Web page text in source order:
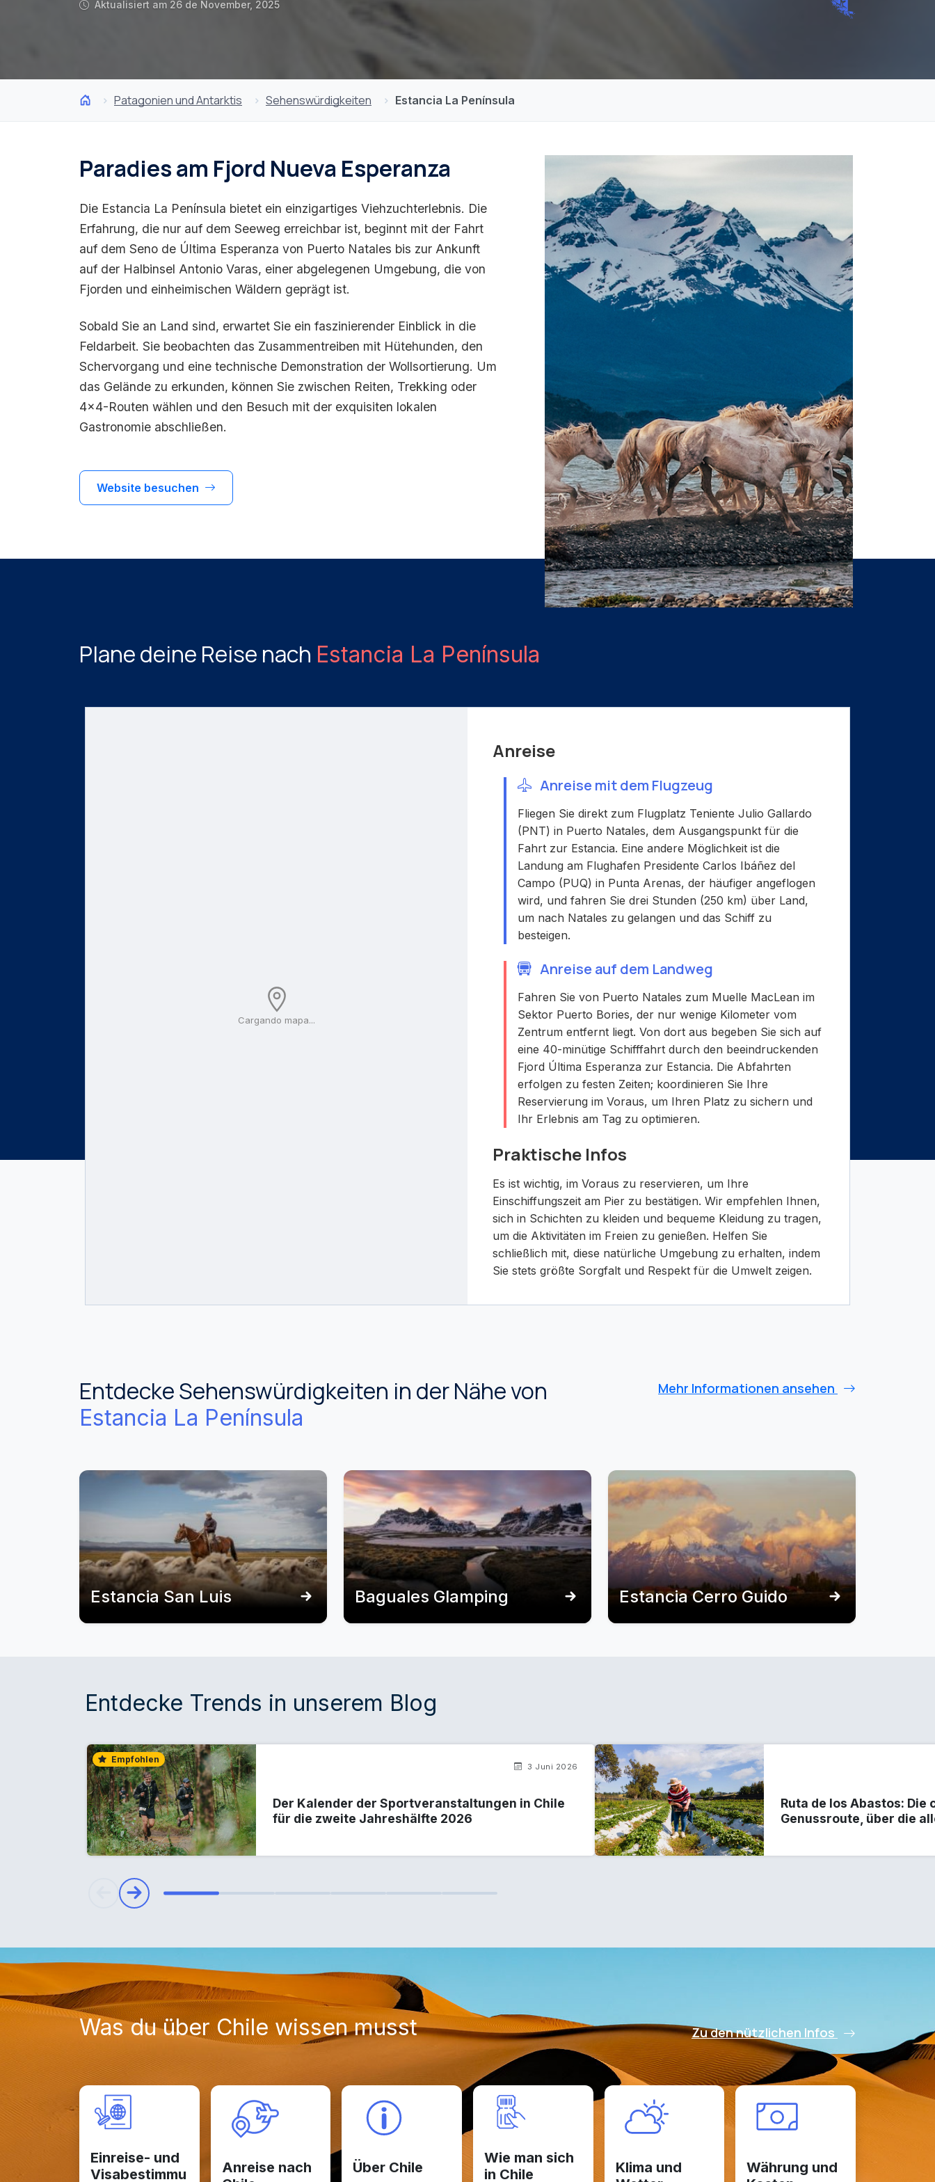
Aktualisiert am 26 de November, 2025
Patagonien und Antarktis Sehenswürdigkeiten Estancia La Península
Paradies am Fjord Nueva Esperanza
Die Estancia La Península bietet ein einzigartiges Viehzuchterlebnis. Die
Erfahrung, die nur auf dem Seeweg erreichbar ist, beginnt mit der Fahrt
auf dem Seno de Última Esperanza von Puerto Natales bis zur Ankunft
auf der Halbinsel Antonio Varas, einer abgelegenen Umgebung, die von
Fjorden und einheimischen Wäldern geprägt ist.
Sobald Sie an Land sind, erwartet Sie ein faszinierender Einblick in die
Feldarbeit. Sie beobachten das Zusammentreiben mit Hütehunden, den
Schervorgang und eine technische Demonstration der Wollsortierung. Um
das Gelände zu erkunden, können Sie zwischen Reiten, Trekking oder
4x4-Routen wählen und den Besuch mit der exquisiten lokalen
Gastronomie abschließen.
Website besuchen
Plane deine Reise nach Estancia La Península
Cargando mapa...
Anreise
Anreise mit dem Flugzeug
Fliegen Sie direkt zum Flugplatz Teniente Julio Gallardo
(PNT) in Puerto Natales, dem Ausgangspunkt für die
Fahrt zur Estancia. Eine andere Möglichkeit ist die
Landung am Flughafen Presidente Carlos Ibáñez del
Campo (PUQ) in Punta Arenas, der häufiger angeflogen
wird, und fahren Sie drei Stunden (250 km) über Land,
um nach Natales zu gelangen und das Schiff zu
besteigen.
Anreise auf dem Landweg
Fahren Sie von Puerto Natales zum Muelle MacLean im
Sektor Puerto Bories, der nur wenige Kilometer vom
Zentrum entfernt liegt. Von dort aus begeben Sie sich auf
eine 40-minütige Schifffahrt durch den beeindruckenden
Fjord Última Esperanza zur Estancia. Die Abfahrten
erfolgen zu festen Zeiten; koordinieren Sie Ihre
Reservierung im Voraus, um Ihren Platz zu sichern und
Ihr Erlebnis am Tag zu optimieren.
Praktische Infos
Es ist wichtig, im Voraus zu reservieren, um Ihre
Einschiffungszeit am Pier zu bestätigen. Wir empfehlen Ihnen,
sich in Schichten zu kleiden und bequeme Kleidung zu tragen,
um die Aktivitäten im Freien zu genießen. Helfen Sie
schließlich mit, diese natürliche Umgebung zu erhalten, indem
Sie stets größte Sorgfalt und Respekt für die Umwelt zeigen.
Entdecke Sehenswürdigkeiten in der Nähe von
Estancia La Península
Mehr Informationen ansehen
Estancia San Luis Baguales Glamping Estancia Cerro Guido
Entdecke Trends in unserem Blog
Empfohlen
3 Juni 2026
Der Kalender der Sportveranstaltungen in Chile
für die zweite Jahreshälfte 2026
Ruta de los Abastos: Die
Genussroute, über die
Was du über Chile wissen musst Zu den nützlichen Infos
Einreise- und
Visabestimmu
Anreise nach
Über Chile
Wie man sich
in Chile
Klima und
Währung und